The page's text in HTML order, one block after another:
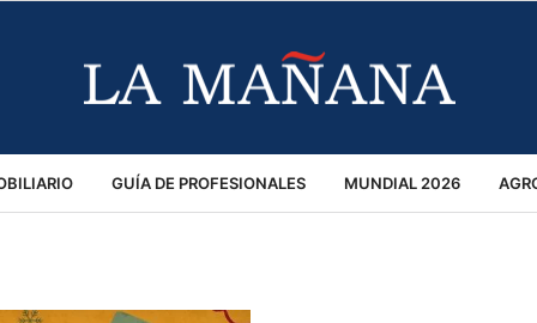
GUÍA DE PROFESIONALES MUNDIAL 2026